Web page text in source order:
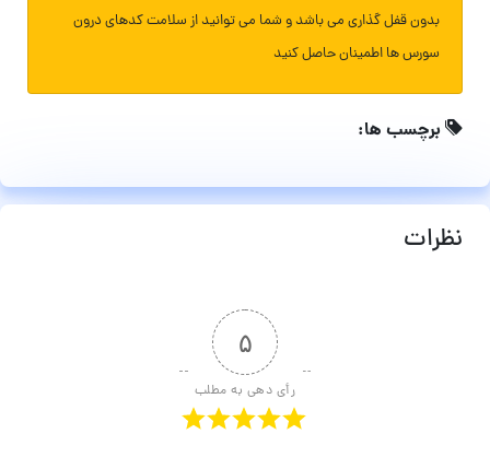
بدون قفل گذاری می باشد و شما می توانید از سلامت کدهای درون
سورس ها اطمینان حاصل کنید
برچسب ها:
نظرات
۵
رأی دهی به مطلب